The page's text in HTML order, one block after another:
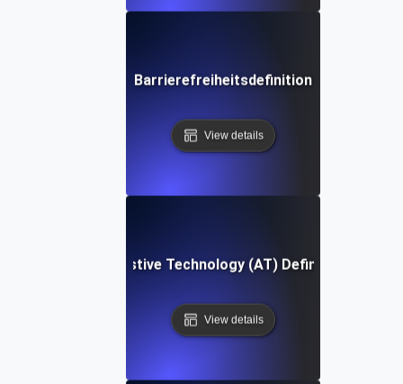
Barrierefreiheitsdefinition
View details
Assistive Technology (AT) Definition
View details